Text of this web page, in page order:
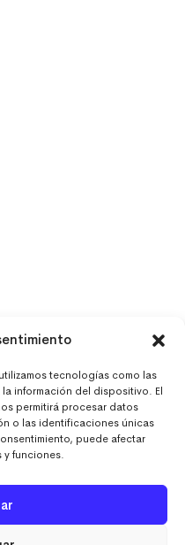
tecnologías como las
información del dispositivo. El
permitirá procesar datos
o las identificaciones únicas
puede afectar
y funciones.